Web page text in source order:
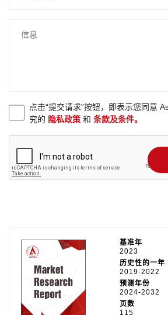
点击“提交请求”按钮，即表示您同意
究的 隐私政策 和条款及条件。
基准年
2023
历史性的一年
2019-2022
预测年份
2024-2032
页数
115